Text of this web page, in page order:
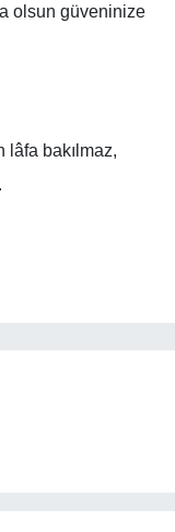
olsun güveninize
bakılmaz,